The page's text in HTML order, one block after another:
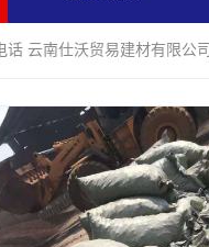
话 云南仕沃贸易建材有限公司